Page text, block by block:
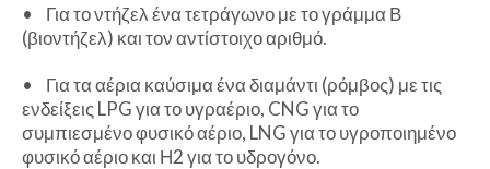
• Για το ντήζελ ένα τετράγωνο με το γράμμα Β
(βιοντήζελ) και τον αντίστοιχο αριθμό.
• Για τα αέρια καύσιμα ένα διαμάντι (ρόμβος) με τις
ενδείξεις LPG για το υγραέριο, CNG για το
συμπιεσμένο φυσικό αέριο, LNG για το υγροποιημένο
φυσικό αέριο και Η2 για το υδρογόνο.